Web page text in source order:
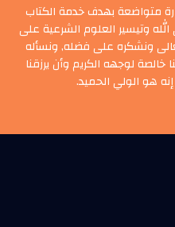
متواضعة بهدف خدمة الكتاب
وتيسير العلوم الشرعية على
ونشكره على فضله, ونسأله
خالصة لوجهه الكريم وأن يرزقنا
هو الولي الحميد.